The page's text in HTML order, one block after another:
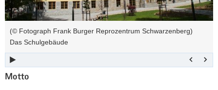
a
v
i
g
a
t
i
n
(© Fotograph Frank Burger Reprozentrum Schwarzenberg)
Das Schulgebäude
Motto